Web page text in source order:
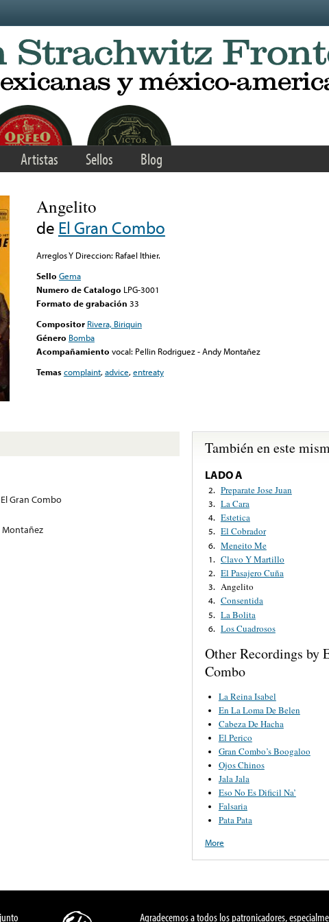
Artistas Sellos Blog
Angelito
de El Gran Combo
Arreglos Y Direccion: Rafael Ithier.
Sello Gema
Numero de Catalogo LPG-3001
Formato de grabación 33
Compositor Rivera, Biriquin
Género Bomba
Acompañamiento vocal: Pellin Rodriguez - Andy Montañez
Temascomplaint,advice,entreaty
El Gran Combo
Montañez
También en este
LADO A
2. Preparate Jose Juan
3. La Cara
4. Estetica
5. El Cobrador
6. Meneito Me
1. Clavo Y Martillo
2. El Pasajero Cuña
3. Angelito
4. Consentida
5. La Bolita
6. Los Cuadrosos
Other Recordings by
Combo
La Reina Isabel
En La Loma De Belen
Cabeza De Hacha
El Perico
Gran Combo’s Boogaloo
Ojos Chinos
Jala Jala
Eso No Es Dificil Na’
Falsaria
Pata Pata
More
Agradecemos a todos los patronicadores,